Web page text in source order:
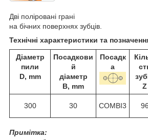
Дві поліровані грані
на бічних поверхнях зубців.
Технічні характеристики та
Діаметр
пили
D, mm
Посадкови
й
діаметр
B, mm
Посадк
а
Z
300 30 COMBI3 96
Примітка: